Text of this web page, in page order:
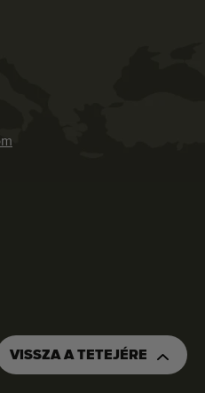
VISSZA A TETEJÉRE